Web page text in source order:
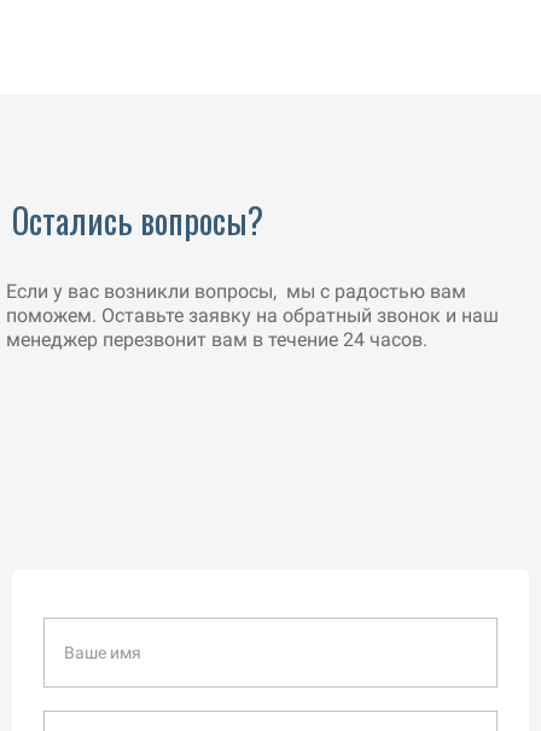
Остались вопросы?
Если у вас возникли вопросы, мы с радостью вам
поможем. Оставьте заявку на обратный звонок и наш
менеджер перезвонит вам в течение 24 часов.